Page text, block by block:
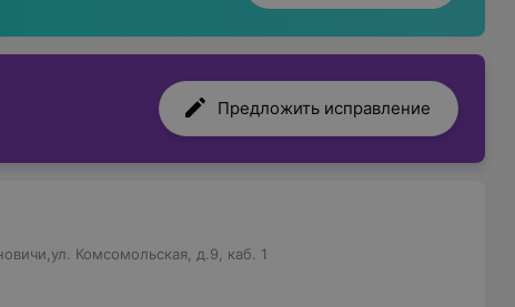
Предложить исправление
Комсомольская, д.9, каб. 1